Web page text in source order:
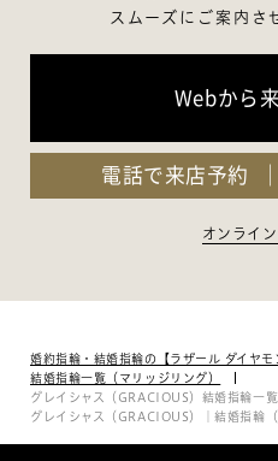
スムーズにご案内さ
Webから
電話で来店予約
オンライ
婚約指輪・結婚指輪の【ラザール ダイヤモ
結婚指輪一覧（マリッジリング）
グレイシャス（GRACIOUS）結婚指輪一覧
グレイシャス（GRACIOUS）｜結婚指輪（